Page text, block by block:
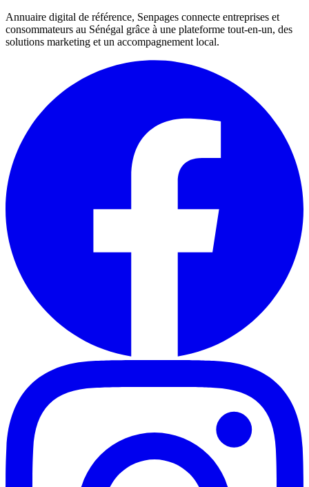
Annuaire digital de référence, Senpages connecte entreprises et
consommateurs au Sénégal grâce à une plateforme tout-en-un, des
solutions marketing et un accompagnement local.